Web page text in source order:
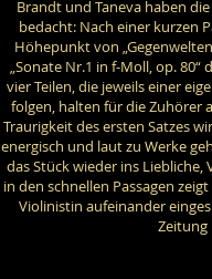
Brandt und Taneva haben
bedacht: Nach einer kurzen
Höhepunkt von
„Sonate Nr.1 in f-Moll, op. 80“
vier Teilen, die jeweils einer
folgen, halten für die Zuhörer
Traurigkeit des ersten Satzes
energisch und laut zu Werke
das Stück wieder ins
in den schnellen Passagen
Violinistin aufeinander
Zeitung